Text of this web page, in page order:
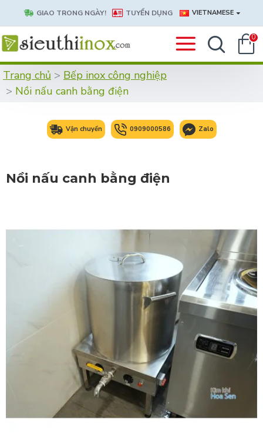
GIAO TRONG NGÀY! TUYỂN DỤNG VIETNAMESE
0
Trang chủ
Bếp inox công nghiệp
Nồi nấu canh bằng điện
Vận chuyển 0909000586 Zalo
Nồi nấu canh bằng điện